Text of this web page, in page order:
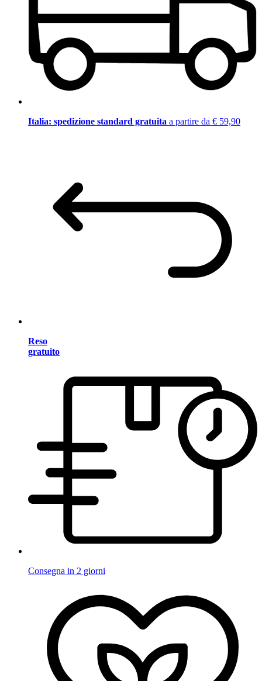
Italia: spedizione standard gratuita a partire da € 59,90
Reso
gratuito
Consegna in 2 giorni